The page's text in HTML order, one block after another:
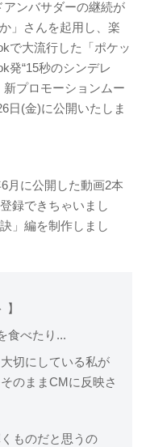
ンバサダーの継続が
」さんを起用し、楽
で大流行した「ポケッ
発“15秒のシンデレ
プロモーションムー
日(金)に公開いたしま
月に公開した動画2本
録できちゃいまし
」編を制作しまし
食べたり...
切にしている私が
のままCMに反映さ
ものだと思うの